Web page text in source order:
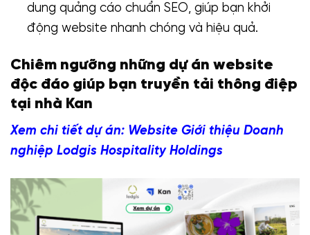
dung quảng cáo chuẩn SEO, giúp bạn khởi
động website nhanh chóng và hiệu quả.
Chiêm ngưỡng những dự án website
độc đáo giúp bạn truyền tải thông điệp
tại nhà Kan
Xem chi tiết dự án: Website Giới thiệu Doanh
nghiệp Lodgis Hospitality Holdings